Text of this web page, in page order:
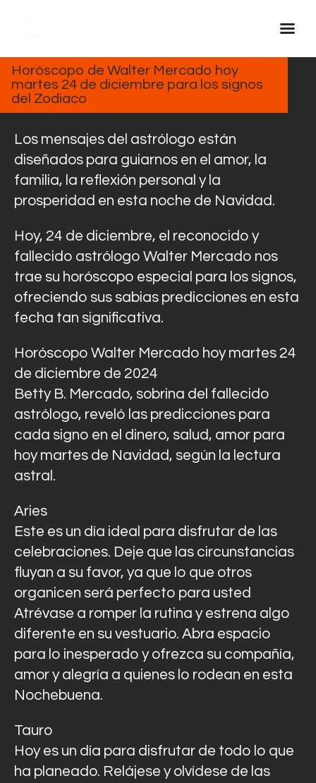
Inicio Real FM
Streaming
En Vivo
Descarga La APP
Programas
Noticias
Equipo
Sobre Nosotros
Contactos
24, 2024
Horóscopo de Walter Mercado hoy
martes 24 de diciembre para los signos
del Zodiaco
Los mensajes del astrólogo están
diseñados para guiarnos en el amor, la
familia, la reflexión personal y la
prosperidad en esta noche de Navidad.
Hoy, 24 de diciembre, el reconocido y
fallecido astrólogo Walter Mercado nos
trae su horóscopo especial para los signos,
ofreciendo sus sabias predicciones en esta
fecha tan significativa.
Horóscopo Walter Mercado hoy martes 24
de diciembre de 2024
Betty B. Mercado, sobrina del fallecido
astrólogo, reveló las predicciones para
cada signo en el dinero, salud, amor para
hoy martes de Navidad, según la lectura
astral.
Aries
Este es un día ideal para disfrutar de las
celebraciones. Deje que las circunstancias
fluyan a su favor, ya que lo que otros
organicen será perfecto para usted
Atrévase a romper la rutina y estrena algo
diferente en su vestuario. Abra espacio
para lo inesperado y ofrezca su compañía,
amor y alegría a quienes lo rodean en esta
Nochebuena.
Tauro
Hoy es un día para disfrutar de todo lo que
ha planeado. Relájese y olvídese de las